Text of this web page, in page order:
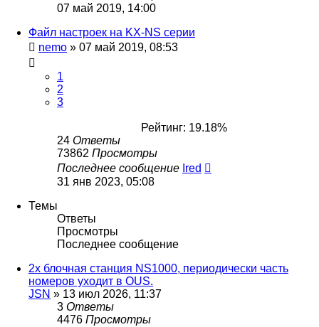
07 май 2019, 14:00
Файл настроек на KX-NS серии
nemo » 07 май 2019, 08:53
1
2
3
Рейтинг: 19.18%
24 Ответы
73862 Просмотры
Последнее сообщение Ired
31 янв 2023, 05:08
Темы
Ответы
Просмотры
Последнее сообщение
2х блочная станция NS1000, периодически часть
номеров уходит в OUS.
JSN » 13 июл 2026, 11:37
3 Ответы
4476 Просмотры